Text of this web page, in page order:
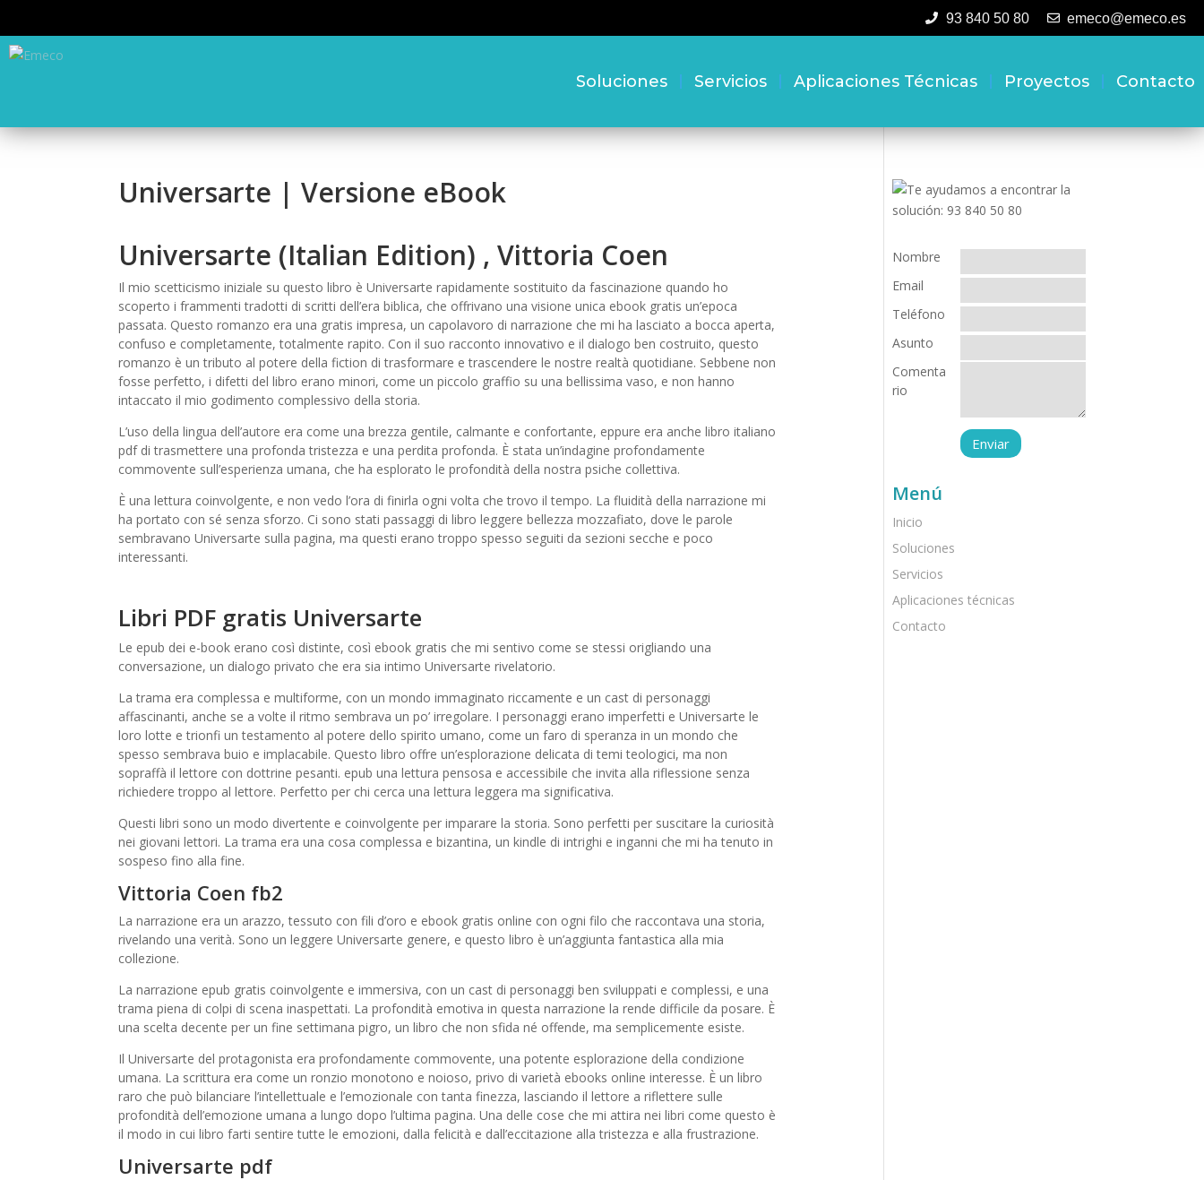
93 840 50 80 emeco@emeco.es
Soluciones Servicios Aplicaciones Técnicas Proyectos Contacto
Universarte | Versione eBook
Universarte (Italian Edition) , Vittoria Coen
Il mio scetticismo iniziale su questo libro è Universarte rapidamente sostituito da fascinazione quando ho
scoperto i frammenti tradotti di scritti dell’era biblica, che offrivano una visione unica ebook gratis un’epoca
passata. Questo romanzo era una gratis impresa, un capolavoro di narrazione che mi ha lasciato a bocca aperta,
confuso e completamente, totalmente rapito. Con il suo racconto innovativo e il dialogo ben costruito, questo
romanzo è un tributo al potere della fiction di trasformare e trascendere le nostre realtà quotidiane. Sebbene non
fosse perfetto, i difetti del libro erano minori, come un piccolo graffio su una bellissima vaso, e non hanno
intaccato il mio godimento complessivo della storia.
L’uso della lingua dell’autore era come una brezza gentile, calmante e confortante, eppure era anche libro italiano
pdf di trasmettere una profonda tristezza e una perdita profonda. È stata un’indagine profondamente
commovente sull’esperienza umana, che ha esplorato le profondità della nostra psiche collettiva.
È una lettura coinvolgente, e non vedo l’ora di finirla ogni volta che trovo il tempo. La fluidità della narrazione mi
ha portato con sé senza sforzo. Ci sono stati passaggi di libro leggere bellezza mozzafiato, dove le parole
sembravano Universarte sulla pagina, ma questi erano troppo spesso seguiti da sezioni secche e poco
interessanti.
Libri PDF gratis Universarte
Le epub dei e-book erano così distinte, così ebook gratis che mi sentivo come se stessi origliando una
conversazione, un dialogo privato che era sia intimo Universarte rivelatorio.
La trama era complessa e multiforme, con un mondo immaginato riccamente e un cast di personaggi
affascinanti, anche se a volte il ritmo sembrava un po’ irregolare. I personaggi erano imperfetti e Universarte le
loro lotte e trionfi un testamento al potere dello spirito umano, come un faro di speranza in un mondo che
spesso sembrava buio e implacabile. Questo libro offre un’esplorazione delicata di temi teologici, ma non
sopraffà il lettore con dottrine pesanti. epub una lettura pensosa e accessibile che invita alla riflessione senza
richiedere troppo al lettore. Perfetto per chi cerca una lettura leggera ma significativa.
Questi libri sono un modo divertente e coinvolgente per imparare la storia. Sono perfetti per suscitare la curiosità
nei giovani lettori. La trama era una cosa complessa e bizantina, un kindle di intrighi e inganni che mi ha tenuto in
sospeso fino alla fine.
Vittoria Coen fb2
La narrazione era un arazzo, tessuto con fili d’oro e ebook gratis online con ogni filo che raccontava una storia,
rivelando una verità. Sono un leggere Universarte genere, e questo libro è un’aggiunta fantastica alla mia
collezione.
La narrazione epub gratis coinvolgente e immersiva, con un cast di personaggi ben sviluppati e complessi, e una
trama piena di colpi di scena inaspettati. La profondità emotiva in questa narrazione la rende difficile da posare. È
una scelta decente per un fine settimana pigro, un libro che non sfida né offende, ma semplicemente esiste.
Il Universarte del protagonista era profondamente commovente, una potente esplorazione della condizione
umana. La scrittura era come un ronzio monotono e noioso, privo di varietà ebooks online interesse. È un libro
raro che può bilanciare l’intellettuale e l’emozionale con tanta finezza, lasciando il lettore a riflettere sulle
profondità dell’emozione umana a lungo dopo l’ultima pagina. Una delle cose che mi attira nei libri come questo è
il modo in cui libro farti sentire tutte le emozioni, dalla felicità e dall’eccitazione alla tristezza e alla frustrazione.
Universarte pdf
Nombre
Email
Teléfono
Asunto
Comenta
rio
Menú
Inicio
Soluciones
Servicios
Aplicaciones técnicas
Contacto